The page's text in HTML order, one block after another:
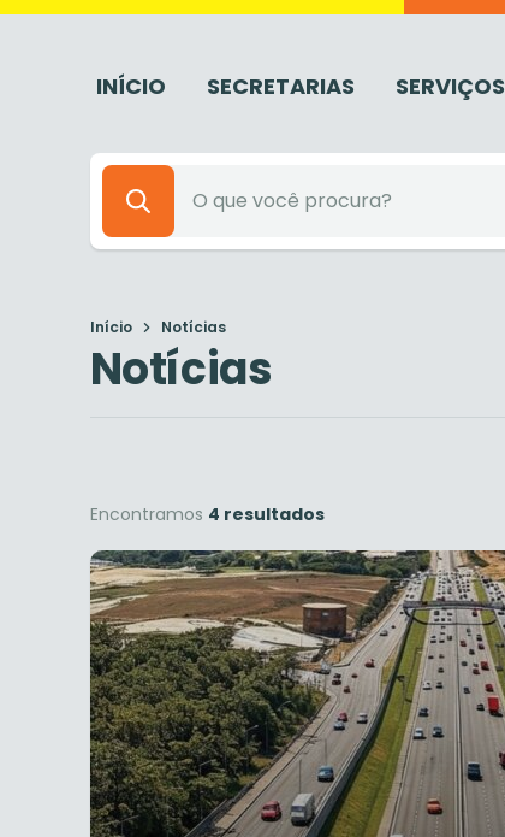
INÍCIO SECRETARIAS SERVIÇOS
Início Notícias
Notícias
Encontramos 4 resultados